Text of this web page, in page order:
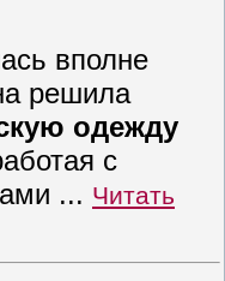
вполне
решила
одежду
с
... Читать